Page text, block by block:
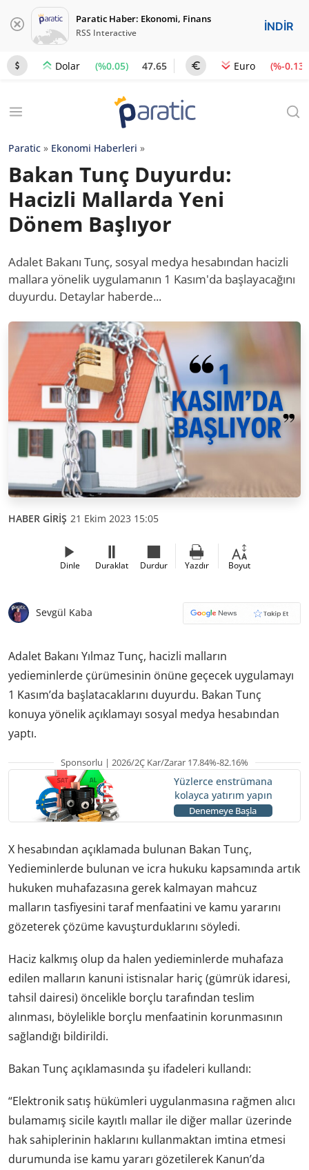
Paratic Haber: Ekonomi, Finans
RSS Interactive İNDİR
Dolar (%0.05) 47.65 Euro (%-0.13)
Paratic » Ekonomi Haberleri »
Bakan Tunç Duyurdu:
Hacizli Mallarda Yeni
Dönem Başlıyor
Adalet Bakanı Tunç, sosyal medya hesabından hacizli
mallara yönelik uygulamanın 1 Kasım'da başlayacağını
duyurdu. Detaylar haberde...
HABER GİRİŞ 21 Ekim 2023 15:05
Dinle Duraklat Durdur Yazdır Boyut
Sevgül Kaba
Adalet Bakanı Yılmaz Tunç, hacizli malların
yedieminlerde çürümesinin önüne geçecek uygulamayı
1 Kasım’da başlatacaklarını duyurdu. Bakan Tunç
konuya yönelik açıklamayı sosyal medya hesabından
yaptı.
Sponsorlu | 2026/2Ç Kar/Zarar 17.84%-82.16%
Yüzlerce enstrümana
kolayca yatırım yapın
Denemeye Başla
X hesabından açıklamada bulunan Bakan Tunç,
Yedieminlerde bulunan ve icra hukuku kapsamında artık
hukuken muhafazasına gerek kalmayan mahcuz
malların tasfiyesini taraf menfaatini ve kamu yararını
gözeterek çözüme kavuşturduklarını söyledi.
Haciz kalkmış olup da halen yedieminlerde muhafaza
edilen malların kanuni istisnalar hariç (gümrük idaresi,
tahsil dairesi) öncelikle borçlu tarafından teslim
alınması, böylelikle borçlu menfaatinin korunmasının
sağlandığı bildirildi.
Bakan Tunç açıklamasında şu ifadeleri kullandı:
“Elektronik satış hükümleri uygulanmasına rağmen alıcı
bulamamış sicile kayıtlı mallar ile diğer mallar üzerinde
hak sahiplerinin haklarını kullanmaktan imtina etmesi
durumunda ise kamu yararı gözetilerek Kanun’da